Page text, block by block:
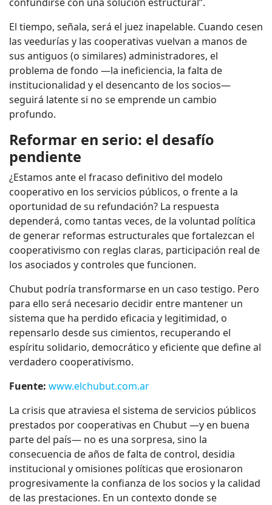
El tiempo, señala, será el juez inapelable. Cuando cesen
las veedurías y las cooperativas vuelvan a manos de
sus antiguos (o similares) administradores, el
problema de fondo —la ineficiencia, la falta de
institucionalidad y el desencanto de los socios—
seguirá latente si no se emprende un cambio
profundo.
Reformar en serio: el desafío
pendiente
¿Estamos ante el fracaso definitivo del modelo
cooperativo en los servicios públicos, o frente a la
oportunidad de su refundación? La respuesta
dependerá, como tantas veces, de la voluntad política
de generar reformas estructurales que fortalezcan el
cooperativismo con reglas claras, participación real de
los asociados y controles que funcionen.
Chubut podría transformarse en un caso testigo. Pero
para ello será necesario decidir entre mantener un
sistema que ha perdido eficacia y legitimidad, o
repensarlo desde sus cimientos, recuperando el
espíritu solidario, democrático y eficiente que define al
verdadero cooperativismo.
Fuente: www.elchubut.com.ar
La crisis que atraviesa el sistema de servicios públicos
prestados por cooperativas en Chubut —y en buena
parte del país— no es una sorpresa, sino la
consecuencia de años de falta de control, desidia
institucional y omisiones políticas que erosionaron
progresivamente la confianza de los socios y la calidad
de las prestaciones. En un contexto donde se